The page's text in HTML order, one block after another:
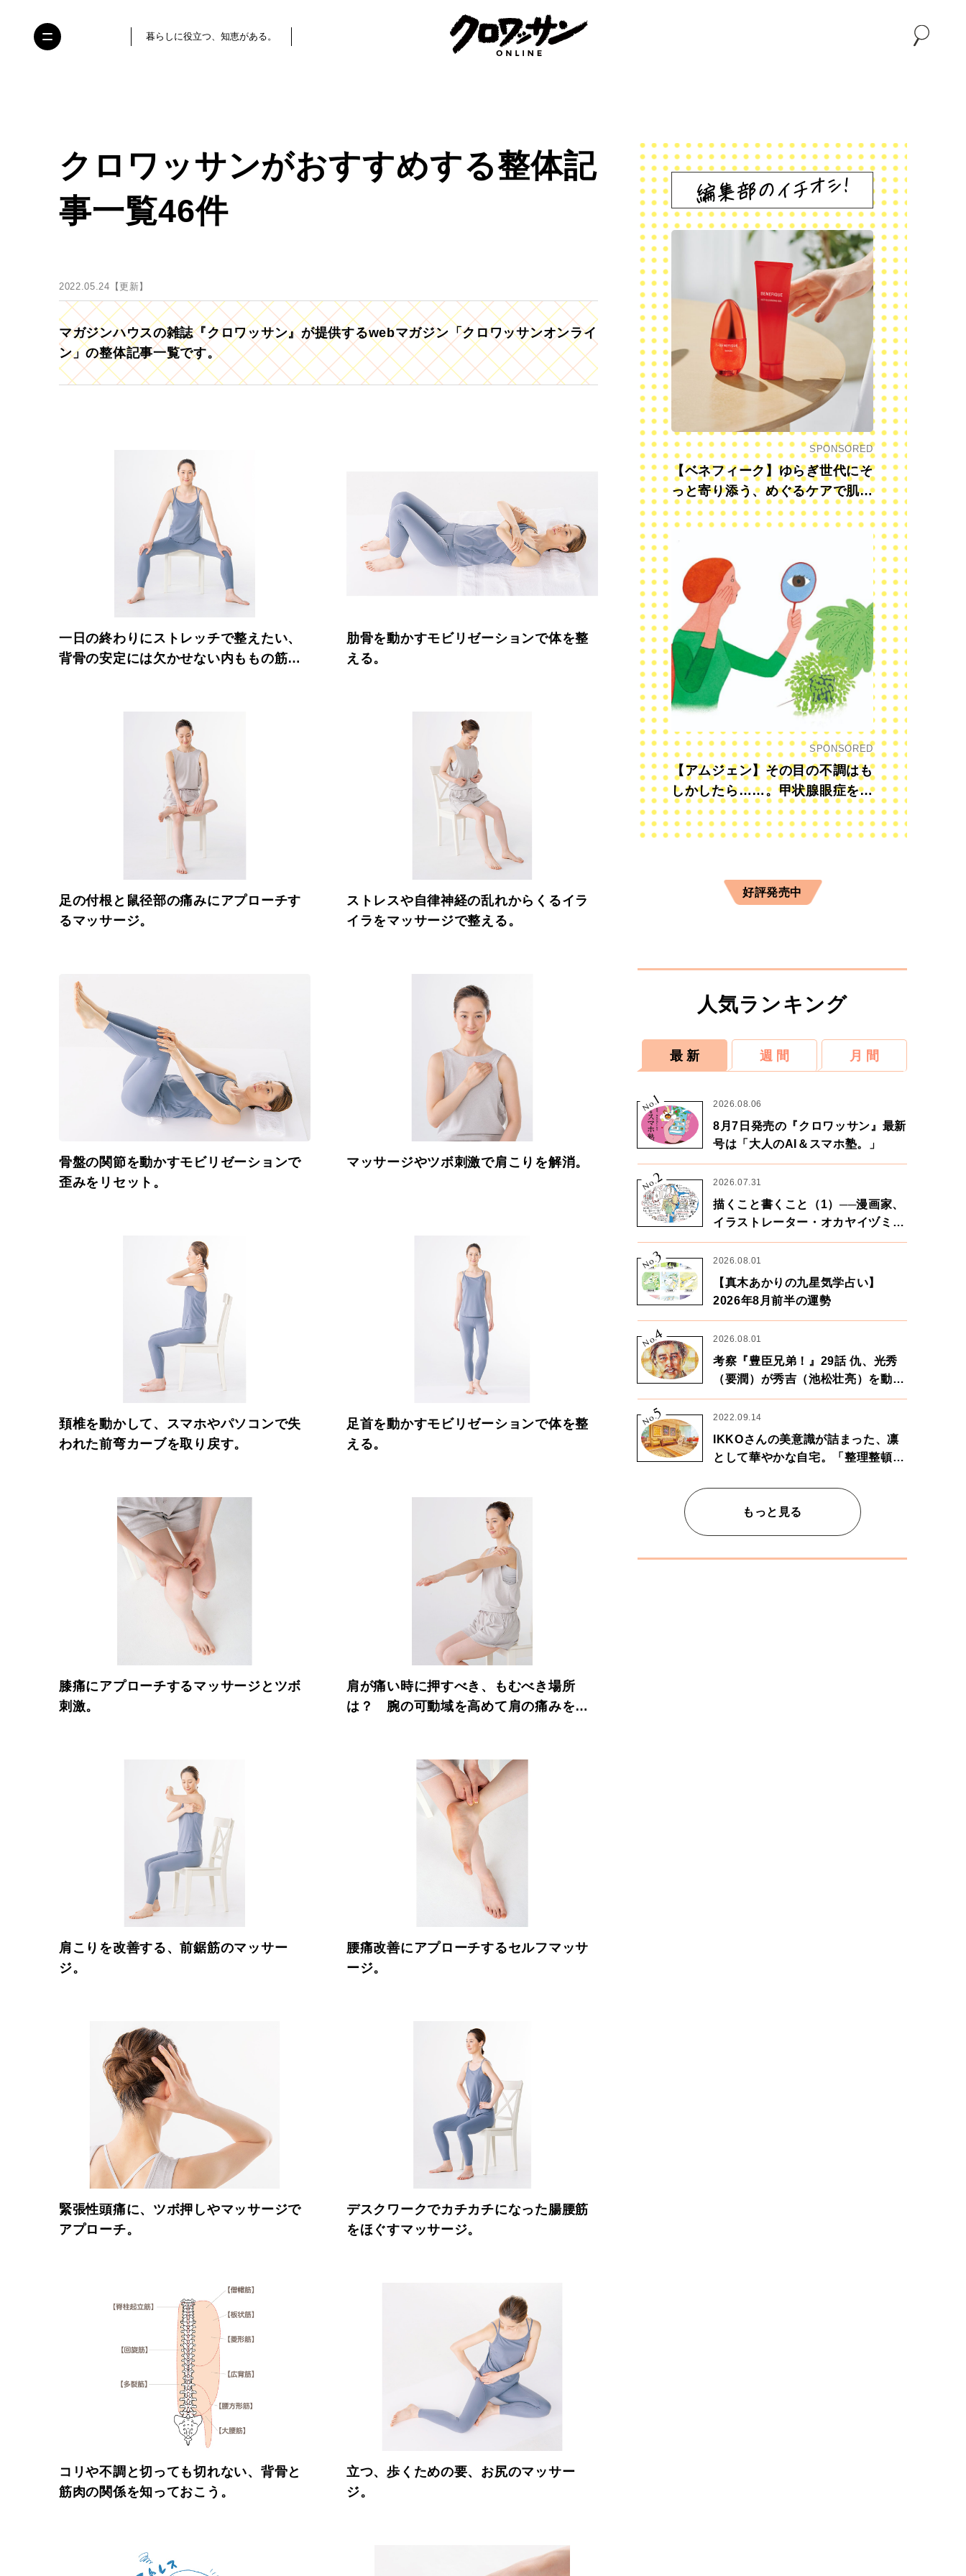
暮らしに役立つ、知恵がある。
クロワッサンがおすすめする整体記
事一覧46件
2022.05.24【更新】
マガジンハウスの雑誌『クロワッサン』が提供するwebマガジン「クロワッサンオンライ
ン」の整体記事一覧です。
一日の終わりにストレッチで整えたい、
背骨の安定には欠かせない内ももの筋
肋骨を動かすモビリゼーションで体を整
える。
足の付根と鼠径部の痛みにアプローチす
るマッサージ。
ストレスや自律神経の乱れからくるイラ
イラをマッサージで整える。
骨盤の関節を動かすモビリゼーションで
歪みをリセット。
マッサージやツボ刺激で肩こりを解消。
頚椎を動かして、スマホやパソコンで失
われた前弯カーブを取り戻す。
足首を動かすモビリゼーションで体を整
える。
膝痛にアプローチするマッサージとツボ
刺激。
肩が痛い時に押すべき、もむべき場所
は？ 腕の可動域を高めて肩の痛みを軽
肩こりを改善する、前鋸筋のマッサー
ジ。
腰痛改善にアプローチするセルフマッサ
ージ。
緊張性頭痛に、ツボ押しやマッサージで
アプローチ。
デスクワークでカチカチになった腸腰筋
をほぐすマッサージ。
コリや不調と切っても切れない、背骨と
筋肉の関係を知っておこう。
立つ、歩くための要、お尻のマッサー
ジ。
SPONSORED
【ベネフィーク】ゆらぎ世代にそ
っと寄り添う、めぐるケアで肌も
心も前向きに
SPONSORED
【アムジェン】その目の不調はも
しかしたら……。甲状腺眼症を知
っていますか？
好評発売中
人気ランキング
最 新 週 間 月 間
No.
1 2026.08.06
8月7日発売の『クロワッサン』最新
号は「大人のAI＆スマホ塾。」
No.2 2026.07.31
描くこと書くこと（1）──漫画家、
イラストレーター・オカヤイヅミさ
ん×漫画家・鶴谷香央理さん
No.
3 2026.08.01
【真木あかりの九星気学占い】
2026年8月前半の運勢
No.
4 2026.08.01
考察『豊臣兄弟！』29話 仇、光秀
（要潤）が秀吉（池松壮亮）を動か
す。天下に向けた兄弟の分岐点。
No.
5 2022.09.14
IKKOさんの美意識が詰まった、凛
として華やかな自宅。「整理整頓は
もっと見る